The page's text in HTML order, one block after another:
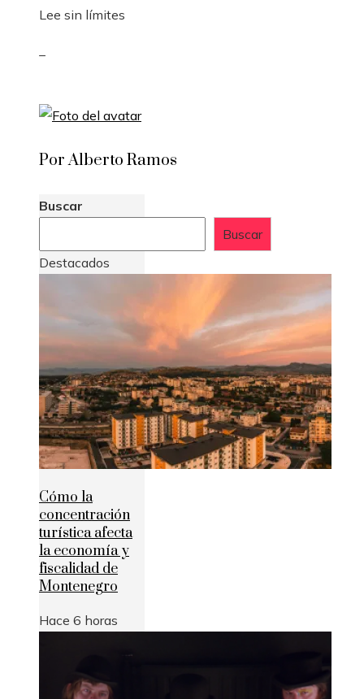
Lee sin límites
Por Alberto Ramos
Buscar
Buscar
Destacados
Cómo la
concentración
turística afecta
la economía y
fiscalidad de
Montenegro
Hace 6 horas